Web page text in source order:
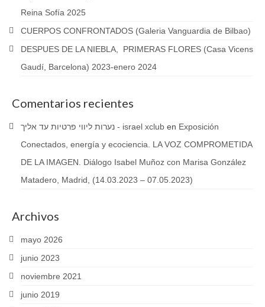
Reina Sofía 2025
CUERPOS CONFRONTADOS (Galeria Vanguardia de Bilbao)
DESPUES DE LA NIEBLA, PRIMERAS FLORES (Casa Vicens
Gaudí, Barcelona) 2023-enero 2024
Comentarios recientes
נערות ליווי פרטיות עד אליך - israel xclub en Exposición
Conectados, energía y ecociencia. LA VOZ COMPROMETIDA
DE LA IMAGEN. Diálogo Isabel Muñoz con Marisa González
Matadero, Madrid, (14.03.2023 – 07.05.2023)
Archivos
mayo 2026
junio 2023
noviembre 2021
junio 2019